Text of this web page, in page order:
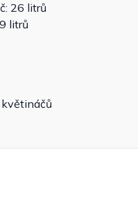
26 litrů
litrů